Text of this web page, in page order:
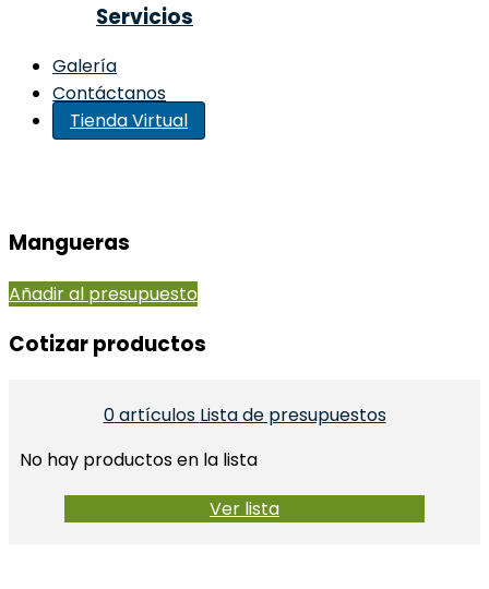
Servicios
Galería
Contáctanos
Tienda Virtual
Mangueras
Añadir al presupuesto
Cotizar productos​
0artículos Lista de presupuestos
No hay productos en la lista
Ver lista